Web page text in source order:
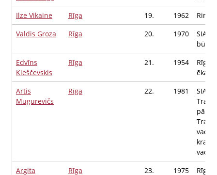
Ilze Vikaine
Rīga 19. 1962
Rimi,
Valdis Groza
Rīga 20. 1970
SIA
Edvīns
Kleščevskis
Rīga 21. 1954
Rīgas
ēkas
Artis
Mugurevičs
Rīga 22. 1981
SIA
Argita
Rīga 23. 1975
Rīgas